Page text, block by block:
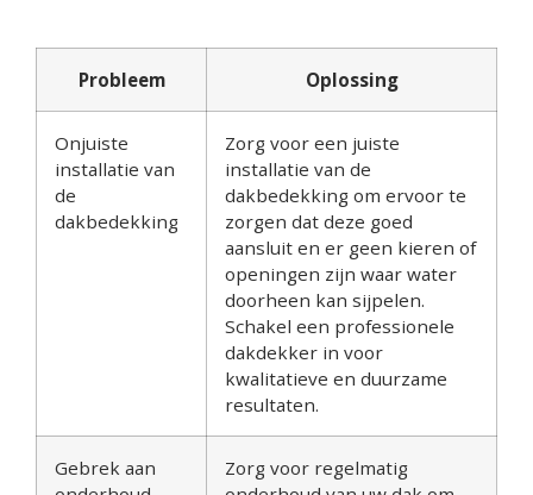
Probleem Oplossing
Onjuiste
installatie van
de
dakbedekking
Zorg voor een juiste
installatie van de
dakbedekking om ervoor te
zorgen dat deze goed
aansluit en er geen kieren of
openingen zijn waar water
doorheen kan sijpelen.
Schakel een professionele
dakdekker in voor
kwalitatieve en duurzame
resultaten.
Gebrek aan
Zorg voor regelmatig